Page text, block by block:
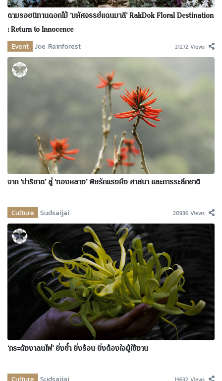
ตามรอยนิทานดอกไม้ ‘มหัศจรรย์แดนมาลี’ RakDok Floral Destination
: Return to Innocence
Event Joe Rainforest 21272 Views
จาก ‘ปาริชาต’ สู่ ‘ทองหลาง’ พิษรักแรงหึง ศาสนา และการระลึกชาติ
Culture Sudsaijai 20936 Views
‘กระดังงาลนไฟ’ ยิ่งช้ำ ยิ่งร้อน ยิ่งต้องใจผู้ใช้งาน
Culture Sudsaijai